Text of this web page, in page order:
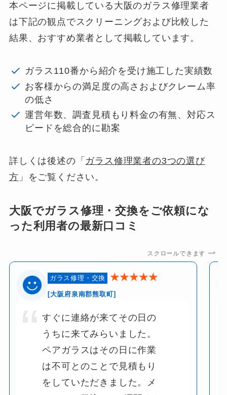
本ページに掲載している大阪のガラス修理業者
は下記の観点でスクリーニングおよび比較した
結果、おすすめ業者として掲載しています。
ガラス110番から紹介を受け施工した実績数
お客様からの満足度の高さおよびクレーム率
の低さ
運営年数、調査見積もり料金の有無、対応ス
ピードを総合的に勘案
詳しくは後述の「 ガラス修理業者の3つの選び
方 」をご覧ください。
大阪でガラス修理・交換をご依頼にな
った利用者の最新口コミ
スクロールできます
ガラス修理・交換 ★★★★★
[大阪府泉南郡熊取町]
すぐに連絡が来てその日の
うちに来てみらいました。
ペアガラスはその日に作業
は不可とのことで見積もり
をしていただきました。メ